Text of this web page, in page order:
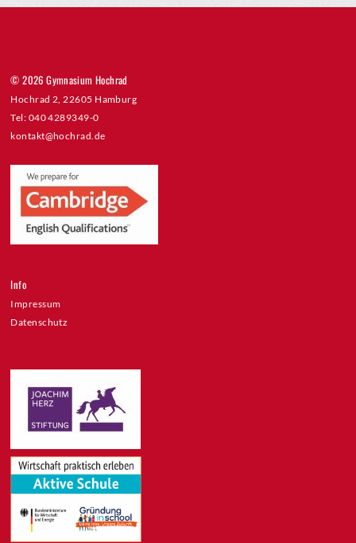
© 2026 Gymnasium Hochrad
Hochrad 2, 22605 Hamburg
Tel: 040 4289349-0
kontakt@hochrad.de
Info
Impressum
Datenschutz